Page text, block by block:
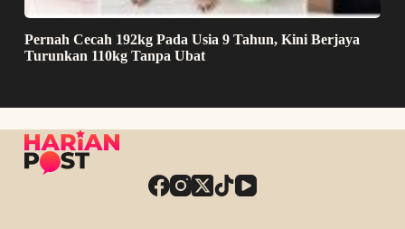
Pernah Cecah 192kg Pada Usia 9 Tahun, Kini Berjaya
Turunkan 110kg Tanpa Ubat